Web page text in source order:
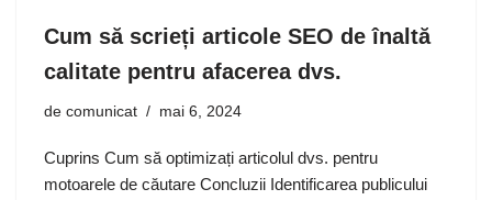
Cum să scrieți articole SEO de înaltă
calitate pentru afacerea dvs.
de comunicat mai 6, 2024
Cuprins Cum să optimizați articolul dvs. pentru
motoarele de căutare Concluzii Identificarea publicului